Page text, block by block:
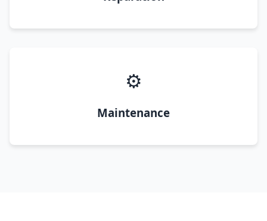
⚙️
Maintenance